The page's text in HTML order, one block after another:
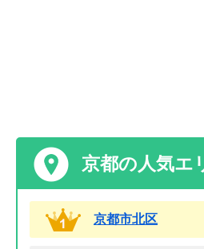
京都の人気エ
京都市北区